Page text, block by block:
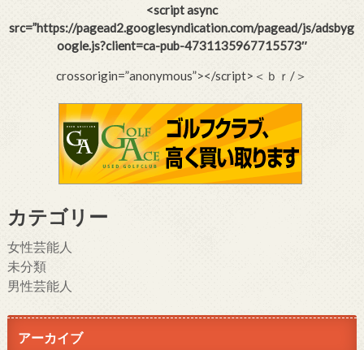
<script async
src=”https://pagead2.googlesyndication.com/pagead/js/adsbyg
oogle.js?client=ca-pub-4731135967715573″
crossorigin=”anonymous”></script>＜ｂｒ/＞
カテゴリー
女性芸能人
未分類
男性芸能人
アーカイブ